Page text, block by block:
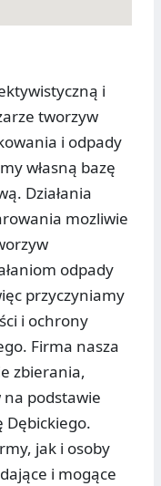
i
tworzyw
i odpady
własną bazę
Działania
mozliwie
odpady
przyczyniamy
i ochrony
Firma nasza
zbierania,
podstawie
Dębickiego.
jak i osoby
i mogące